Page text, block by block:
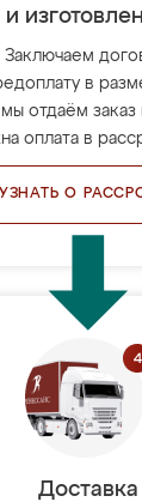
и
Заключаем
в
отдаём
оплата в
УЗНАТЬ О
Доставка